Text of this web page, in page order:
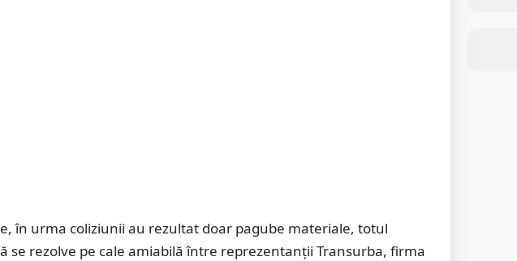
în urma coliziunii au rezultat doar pagube materiale, totul
se rezolve pe cale amiabilă între reprezentanții Transurba, firma